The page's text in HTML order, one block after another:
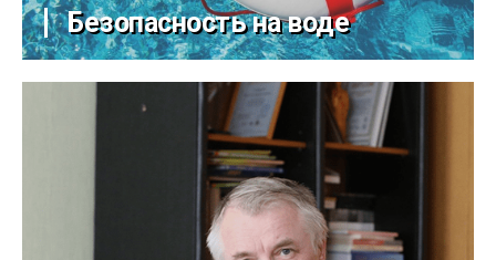
Безопасность на воде